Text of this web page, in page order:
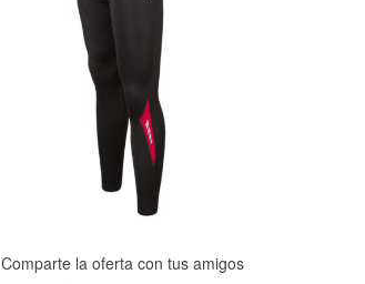
Comparte la oferta con tus amigos